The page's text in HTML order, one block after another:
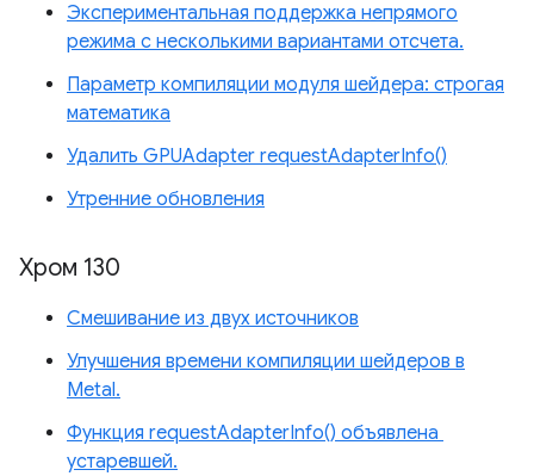
Экспериментальная поддержка непрямого
режима с несколькими вариантами отсчета.
Параметр компиляции модуля шейдера: строгая
математика
Удалить GPUAdapter requestAdapterInfo()
Утренние обновления
Хром 130
Смешивание из двух источников
Улучшения времени компиляции шейдеров в
Metal.
Функция requestAdapterInfo() объявлена ​​
устаревшей.